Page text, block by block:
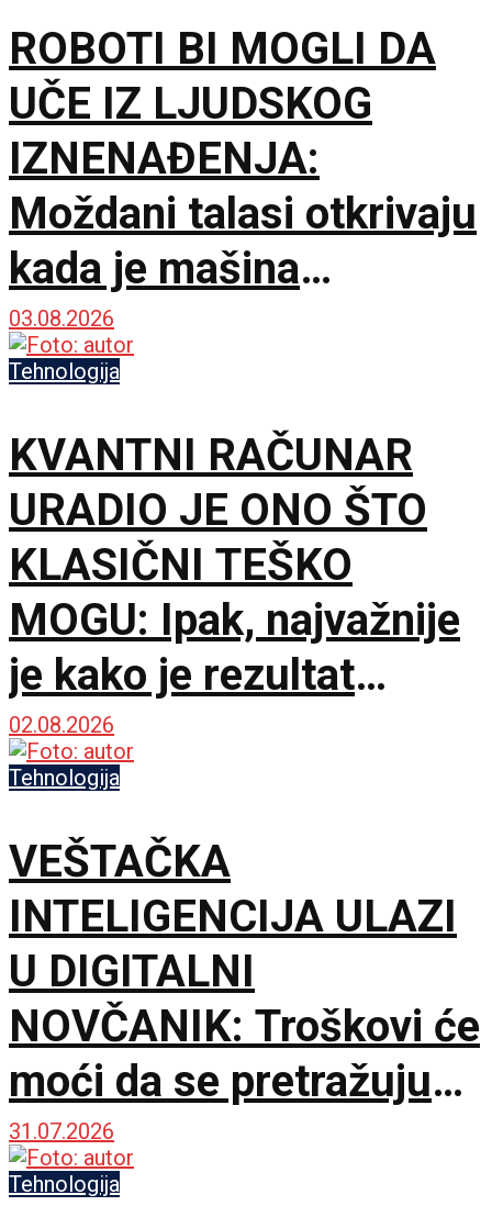
ROBOTI BI MOGLI DA
UČE IZ LJUDSKOG
IZNENAĐENJA:
Moždani talasi otkrivaju
kada je mašina
pogrešila
03.08.2026
Tehnologija
KVANTNI RAČUNAR
URADIO JE ONO ŠTO
KLASIČNI TEŠKO
MOGU: Ipak, najvažnije
je kako je rezultat
proveren
02.08.2026
Tehnologija
VEŠTAČKA
INTELIGENCIJA ULAZI
U DIGITALNI
NOVČANIK: Troškovi će
moći da se pretražuju
običnim pitanjem
31.07.2026
Tehnologija